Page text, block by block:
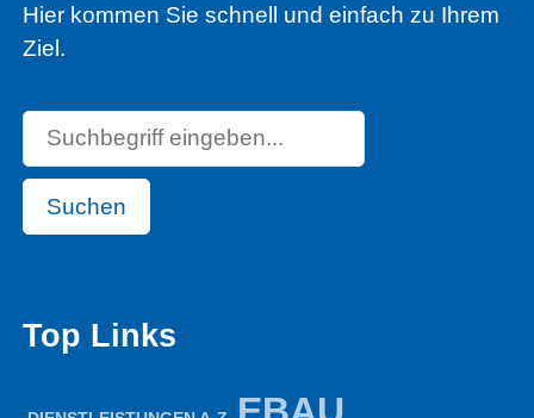
Hier kommen Sie schnell und einfach zu Ihrem
Ziel.
Suchen
Top Links